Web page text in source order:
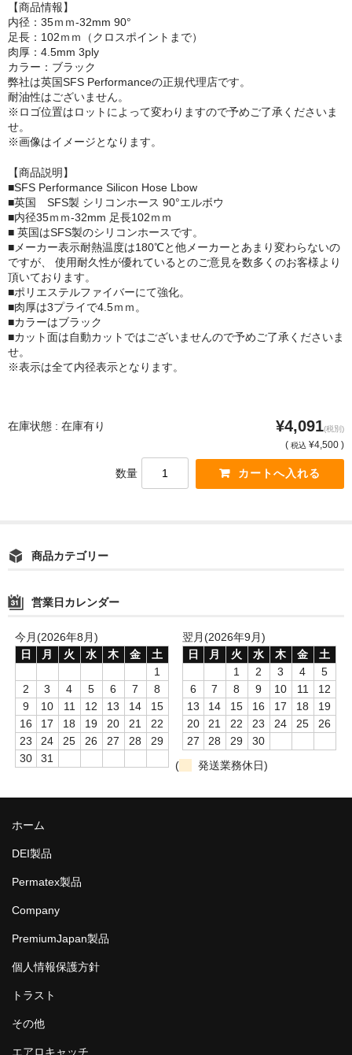
【商品情報】
内径：35ｍｍ-32mm 90°
足長：102ｍｍ（クロスポイントまで）
肉厚：4.5mm 3ply
カラー：ブラック
弊社は英国SFS Performanceの正規代理店です。
耐油性はございません。
※ロゴ位置はロットによって変わりますので予めご了承くださいま
せ。
※画像はイメージとなります。
【商品説明】
■SFS Performance Silicon Hose Lbow
■英国 SFS製 シリコンホース 90°エルボウ
■内径35ｍｍ-32mm 足長102ｍｍ
■ 英国はSFS製のシリコンホースです。
■メーカー表示耐熱温度は180℃と他メーカーとあまり変わらないの
ですが、 使用耐久性が優れているとのご意見を数多くのお客様より
頂いております。
■ポリエステルファイバーにて強化。
■肉厚は3プライで4.5ｍｍ。
■カラーはブラック
■カット面は自動カットではございませんので予めご了承くださいま
せ。
※表示は全て内径表示となります。
在庫状態 : 在庫有り ¥4,091(税別)
( 税込 ¥4,500 )
数量
商品カテゴリー
営業日カレンダー
今月(2026年8月)
日
月 火 水 木 金
土
1
2
3 4 5 6 7
8
9
10 11 12 13 14
15
16
17 18 19 20 21
22
23
24 25 26 27 28
29
30
31
翌月(2026年9月)
日
月 火 水 木 金
土
1
2 3 4
5
6
7 8 9 10 11
12
13
14 15 16 17 18
19
20
21 22 23 24 25
26
27
28 29
30
(
発送業務休日)
ホーム
DEI製品
Permatex製品
Company
PremiumJapan製品
個人情報保護方針
トラスト
その他
エアロキャッチ